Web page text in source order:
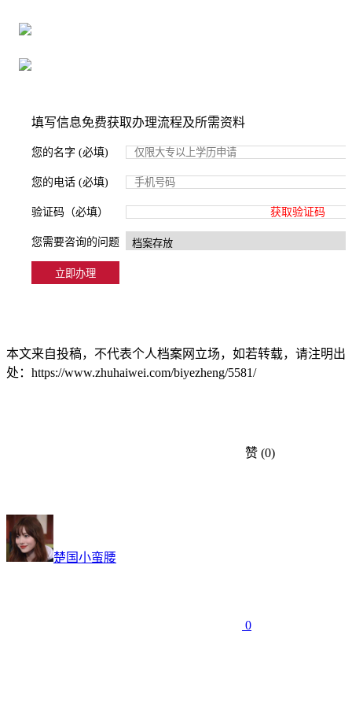
填写信息免费获取办理流程及所需资料
您的名字 (必填)
您的电话 (必填)
验证码（必填） 获取验证码
您需要咨询的问题
本文来自投稿，不代表个人档案网立场，如若转载，请注明出
处：https://www.zhuhaiwei.com/biyezheng/5581/
赞 (0)
楚国小蛮腰
0